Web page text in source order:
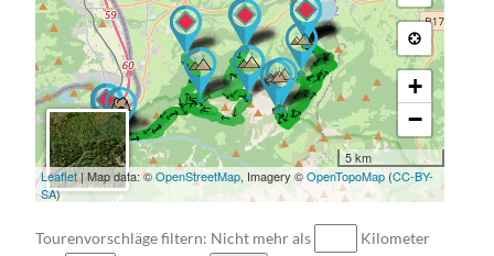
→ → → → → → → → → → →
→ → → → → →
→ → → → → → → → → → →
→ → → → → → → → → → →
→ → → → → → → → → → → →
→ → → → → → → → → → → → → → →
→
+
−
5 km
Leaflet| Map data: ©OpenStreetMap, Imagery ©OpenTopoMap(CC-BY-
SA)
Tourenvorschläge filtern: Nicht mehr als
Kilometer